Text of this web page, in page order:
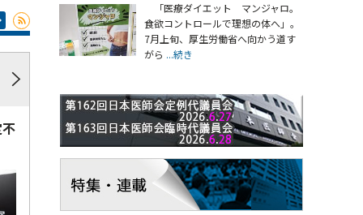
「医療ダイエット マンジャロ。
食欲コントロールで理想の体へ」。
7月上旬、厚生労働省へ向かう道す
がら ...続き